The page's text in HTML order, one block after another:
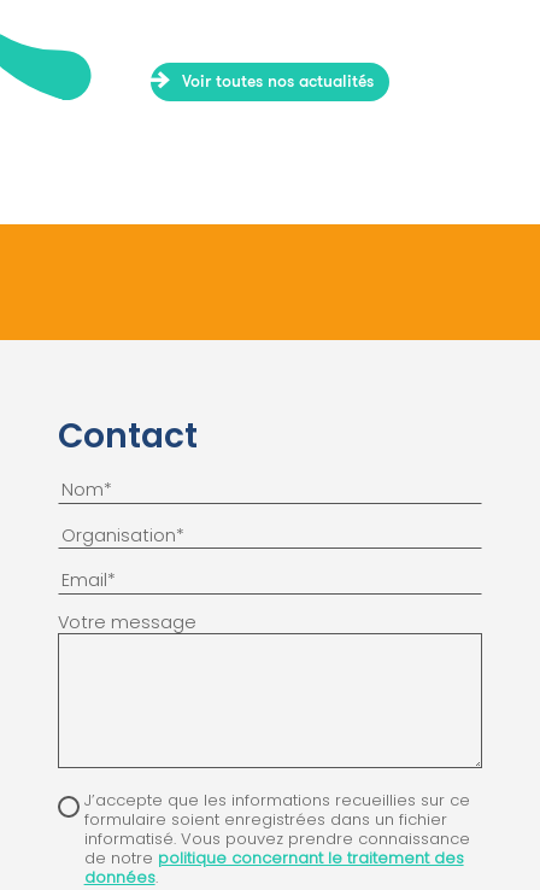
Voir toutes nos actualités
Contact
Votre message
J’accepte que les informations recueillies sur ce
formulaire soient enregistrées dans un fichier
informatisé. Vous pouvez prendre connaissance
de notre politique concernant le traitement des
données.